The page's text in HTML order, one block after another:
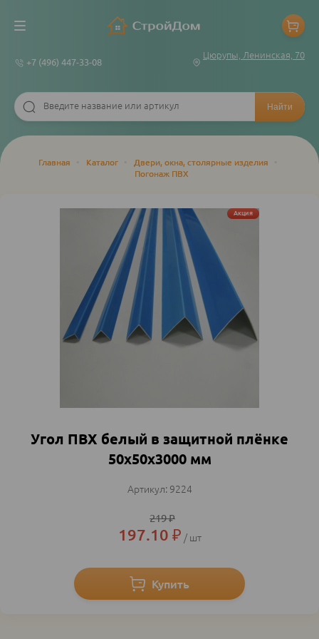
+7 (496) 447-33-08
Цюрупы, Ленинская, 70
СтрокаГлавная Каталог Двери, окна, столярные изделия
Погонаж ПВХ
Акция
Угол ПВХ белый в защитной плёнке
50х50х3000 мм
9224
219₽
197.10 ₽ шт